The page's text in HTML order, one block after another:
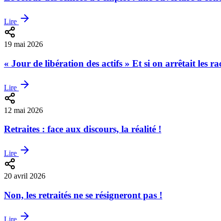
Lire
19 mai 2026
« Jour de libération des actifs » Et si on arrêtait les
Lire
12 mai 2026
Retraites : face aux discours, la réalité !
Lire
20 avril 2026
Non, les retraités ne se résigneront pas !
Lire